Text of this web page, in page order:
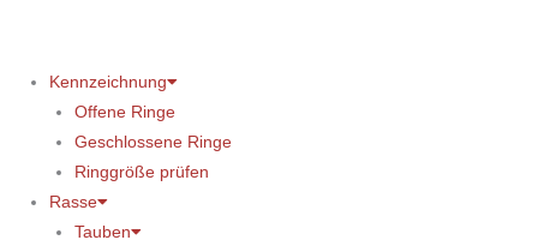
Kennzeichnung
Offene Ringe
Geschlossene Ringe
Ringgröße prüfen
Rasse
Tauben